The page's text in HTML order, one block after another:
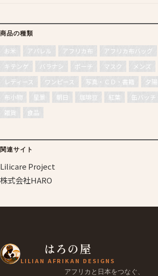
商品の種類
お米 アパレル アフリカ布 アフリカ布バッグ
キテンゲ
バラナシ ポーチ マスク メンズ
レディース
ワンピース 写真・ＣＤ・書籍 夕陽
布小物
星景 朝日 珈琲豆 紅葉 缶バッチ
雑貨
食品
関連サイト
Lilicare Project
株式会社HARO
はろの屋
LILIAN AFRIKAN DESIGNS
アフリカと日本をつなぐ、